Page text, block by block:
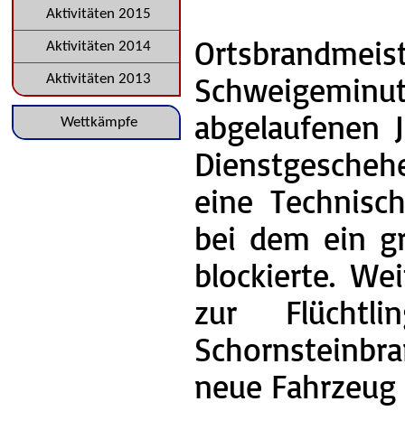
abgelaufenen
eine
bei dem ein
blockierte.
zur
neue
Aktivitäten 2015
Aktivitäten 2014
Aktivitäten 2013
NavigationWettkämpfe